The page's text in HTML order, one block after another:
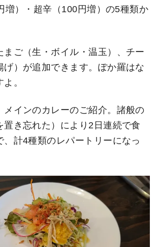
増）・超辛（100円増）の5種類か
まご（生・ボイル・温玉）、チー
げ）が追加できます。ぽか羅はな
。
メインのカレーのご紹介。諸般の
置き忘れた）により2日連続で食
、計4種類のレパートリーになっ